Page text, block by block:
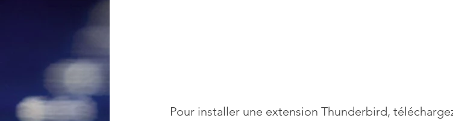
Pour installer une extension Thunderbird,